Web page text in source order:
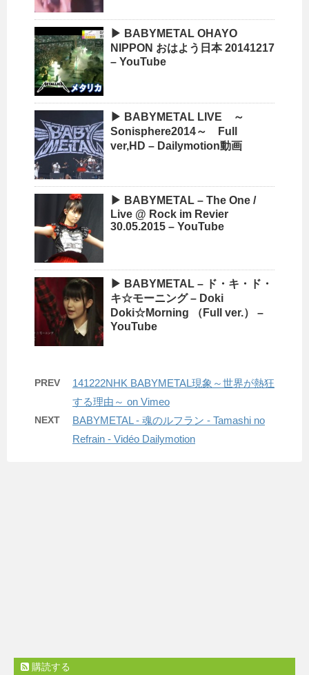
▶ BABYMETAL OHAYO
NIPPON おはよう日本 20141217
– YouTube
▶ BABYMETAL LIVE ～
Sonisphere2014～ Full
ver,HD – Dailymotion動画
▶ BABYMETAL – The One /
Live @ Rock im Revier
30.05.2015 – YouTube
▶ BABYMETAL – ド・キ・ド・
キ☆モーニング – Doki
Doki☆Morning （Full ver.） –
YouTube
PREV
141222NHK BABYMETAL現象～世界が熱狂
する理由～ on Vimeo
NEXT
BABYMETAL - 魂のルフラン - Tamashi no
Refrain - Vidéo Dailymotion
購読する